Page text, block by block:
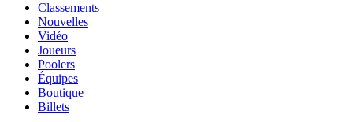
Classements
Nouvelles
Vidéo
Joueurs
Poolers
Équipes
Boutique
Billets